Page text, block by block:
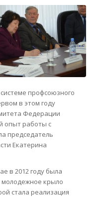
профсоюзного
в этом году
Федерации
опыт работы с
председатель
Екатерина
в 2012 году была
молодежное крыло
стала реализация